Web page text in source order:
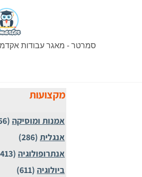
סמרטר - מאגר עבודות
מקצועות
אמנות ומוסיקה (456)
אנגלית (286)
אנתרופולוגיה (413)
ביולוגיה (611)